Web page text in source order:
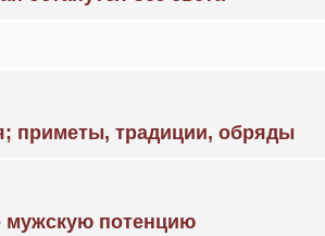
приметы, традиции, обряды
мужскую потенцию